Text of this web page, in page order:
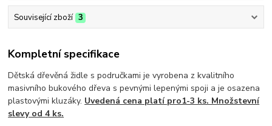
Související zboží 3
Kompletní specifikace
Dětská dřevěná židle s područkami je vyrobena z kvalitního
masivního bukového dřeva s pevnými lepenými spoji a je osazena
plastovými kluzáky. Uvedená cena platí pro1-3 ks. Množstevní
slevy od 4 ks.